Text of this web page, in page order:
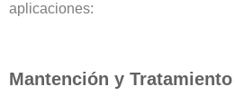
aplicaciones:
Mantención y